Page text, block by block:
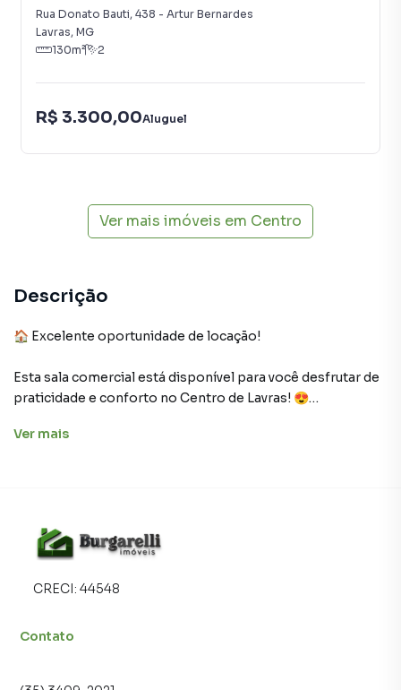
Rua Donato Bauti, 438 - Artur Bernardes
Lavras, MG
130m² 2
R$ 3.300,00Aluguel
Ver mais imóveis em Centro
Descrição
🏠 Excelente oportunidade de locação!
Esta sala comercial está disponível para você desfrutar de
praticidade e conforto no Centro de Lavras! 😍
Características:
E ai, quer saber mais? Fale agora mesmo com a nossa
equipe e agende a sua visita.
Sala para Aluguel em região valorizada do bairro Centro,
informações sobre Sala em Lavras? Entre em contato com
Ver mais
CRECI: 44548
Contato